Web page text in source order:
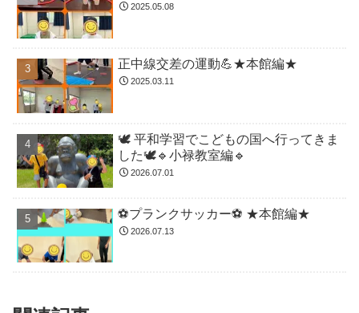
2025.05.08
正中線交差の運動💪★本館編★
2025.03.11
🕊️ 平和学習でこどもの国へ行ってきま
した🕊️🔹小禄教室編🔹
2026.07.01
⚽️プランクサッカー⚽️ ★本館編★
2026.07.13